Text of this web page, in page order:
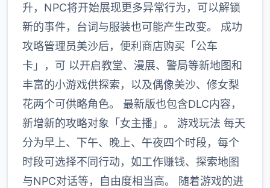
升，NPC将开始展现更多异常行为，可以解锁
新的事件，台词与服装也可能产生改变。 成功
攻略管理员美沙后，便利商店购买「公车
卡」，可 以开启教堂、漫展、警局等新地图和
丰富的小游戏供探索，以及偶像美沙、修女梨
花两个可供略角色。 最新版也包含DLC内容，
新增新的攻略对象「女主播」。 游戏玩法 每天
分为早上、下午、晚上、午夜四个时段，每个
时段可选择不同行动，如工作赚钱、探索地图
与NPC对话等，自由度相当高。 随着游戏的进